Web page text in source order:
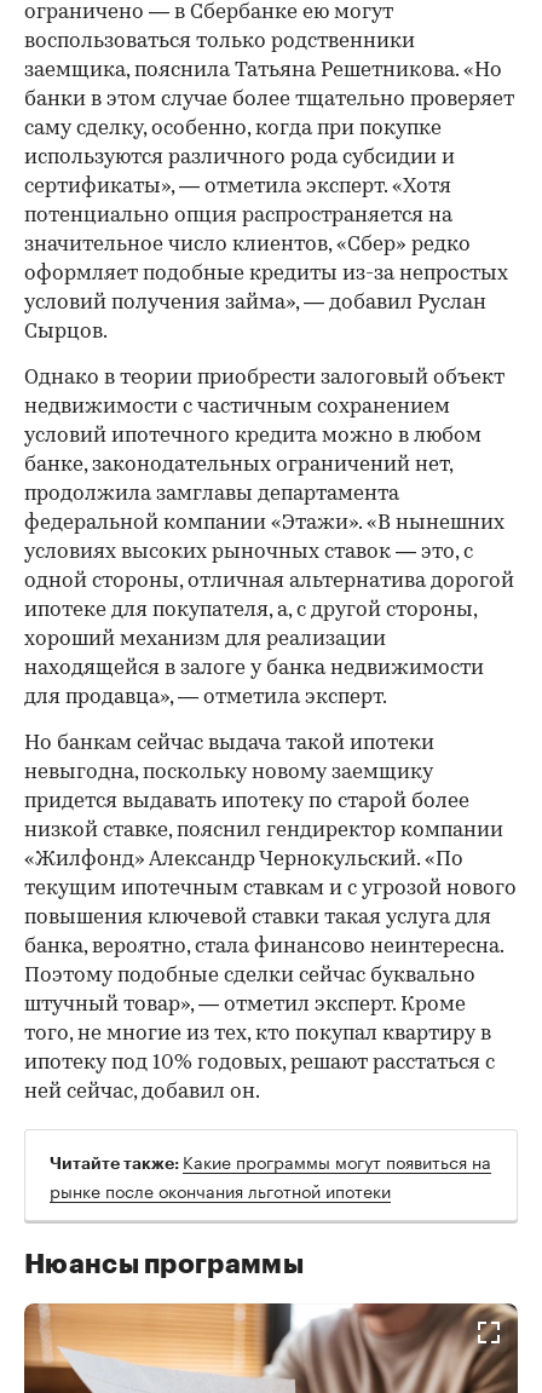
ограничено — в Сбербанке ею могут
воспользоваться только родственники
заемщика, пояснила Татьяна Решетникова. «Но
банки в этом случае более тщательно проверяет
саму сделку, особенно, когда при покупке
используются различного рода субсидии и
сертификаты», — отметила эксперт. «Хотя
потенциально опция распространяется на
значительное число клиентов, «Сбер» редко
оформляет подобные кредиты из-за непростых
условий получения займа», — добавил Руслан
Сырцов.
Однако в теории приобрести залоговый объект
недвижимости с частичным сохранением
условий ипотечного кредита можно в любом
банке, законодательных ограничений нет,
продолжила замглавы департамента
федеральной компании «Этажи». «В нынешних
условиях высоких рыночных ставок — это, с
одной стороны, отличная альтернатива дорогой
ипотеке для покупателя, а, с другой стороны,
хороший механизм для реализации
находящейся в залоге у банка недвижимости
для продавца», — отметила эксперт.
Но банкам сейчас выдача такой ипотеки
невыгодна, поскольку новому заемщику
придется выдавать ипотеку по старой более
низкой ставке, пояснил гендиректор компании
«Жилфонд» Александр Чернокульский. «По
текущим ипотечным ставкам и с угрозой нового
повышения ключевой ставки такая услуга для
банка, вероятно, стала финансово неинтересна.
Поэтому подобные сделки сейчас буквально
штучный товар», — отметил эксперт. Кроме
того, не многие из тех, кто покупал квартиру в
ипотеку под 10% годовых, решают расстаться с
ней сейчас, добавил он.
Читайте также: Какие программы могут появиться на
рынке после окончания льготной ипотеки
Нюансы программы